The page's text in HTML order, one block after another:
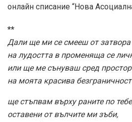
онлайн списание “Нова
**
Дали ще ми се смееш от затвора
на лудостта в променяща се
или ще ме сънуваш сред
на моята красива
ще стъпвам върху раните по
оставени от вълчите ми зъби,